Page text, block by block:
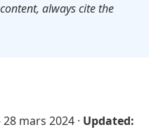
always cite the
28 mars 2024 · Updated: